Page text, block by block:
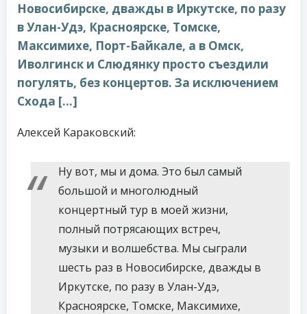
Новосибирске, дважды в Иркутске, по разу
в Улан-Удэ, Красноярске, Томске,
Максимихе, Порт-Байкале, а в Омск,
Иволгинск и Слюдянку просто съездили
погулять, без концертов. За исключением
Схода […]
Алексей Караковский:
Ну вот, мы и дома. Это был самый
большой и многолюдный
концертный тур в моей жизни,
полный потрясающих встреч,
музыки и волшебства. Мы сыграли
шесть раз в Новосибирске, дважды в
Иркутске, по разу в Улан-Удэ,
Красноярске, Томске, Максимихе,